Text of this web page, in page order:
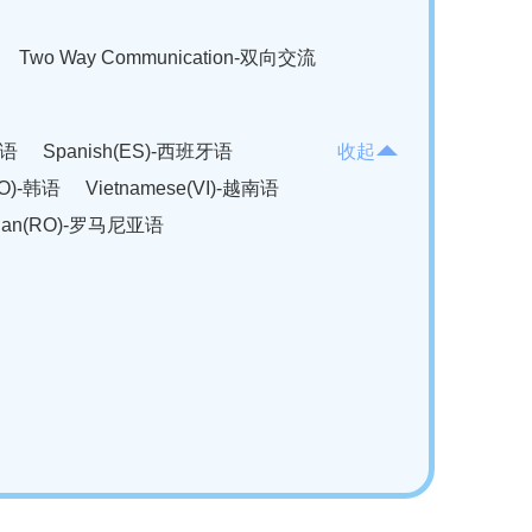
Two Way Communication-双向交流
Spanish(ES)-西班牙语
韩语
Vietnamese(VI)-越南语
罗马尼亚语
收起